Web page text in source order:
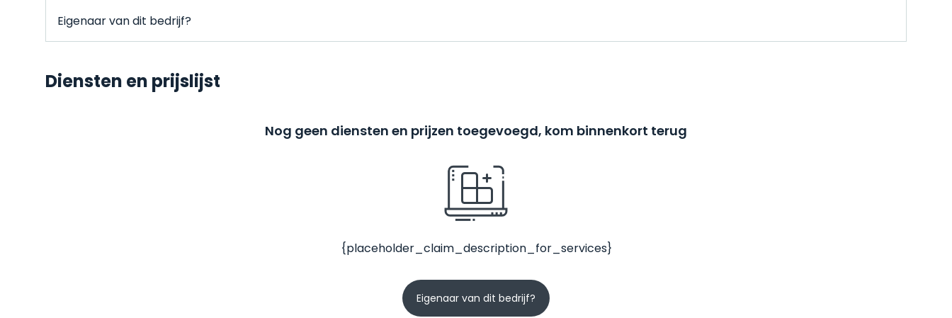
Eigenaar van dit bedrijf?
Diensten en prijslijst
Nog geen diensten en prijzen toegevoegd, kom binnenkort terug
{placeholder_claim_description_for_services}
Eigenaar van dit bedrijf?